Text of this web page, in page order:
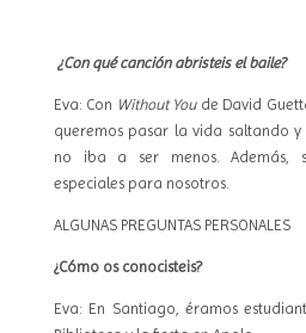
¿Con qué canción abristeis el baile?
Eva: Con Without Youde David
queremos pasar la vida saltando
no iba a ser menos. Además,
especiales para nosotros.
ALGUNAS PREGUNTAS PERSONALES
¿Cómo os conocisteis?
Eva: En Santiago, éramos